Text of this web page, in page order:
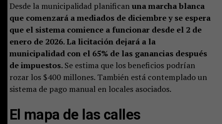
Desde la municipalidad planificanuna marcha blanca
que comenzará a mediados de diciembre y se espera
que el sistema comience a funcionar desde el 2 de
enero de 2026. La licitación dejará a la
municipalidad con el 65% de las ganancias después
de impuestos.Se estima que los beneficios podrían
rozar los $400 millones. También está contemplado un
sistema de pago manual en locales asociados.
El mapa de las calles